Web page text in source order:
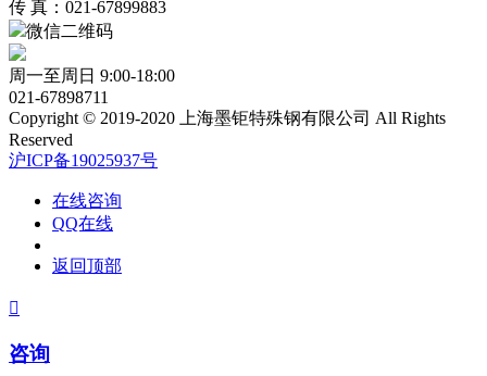
传 真：021-67899883
微信二维码
周一至周日 9:00-18:00
021-67898711
Copyright © 2019-2020 上海墨钜特殊钢有限公司 All Rights
Reserved
沪ICP备19025937号
在线咨询
QQ在线
返回顶部

咨询